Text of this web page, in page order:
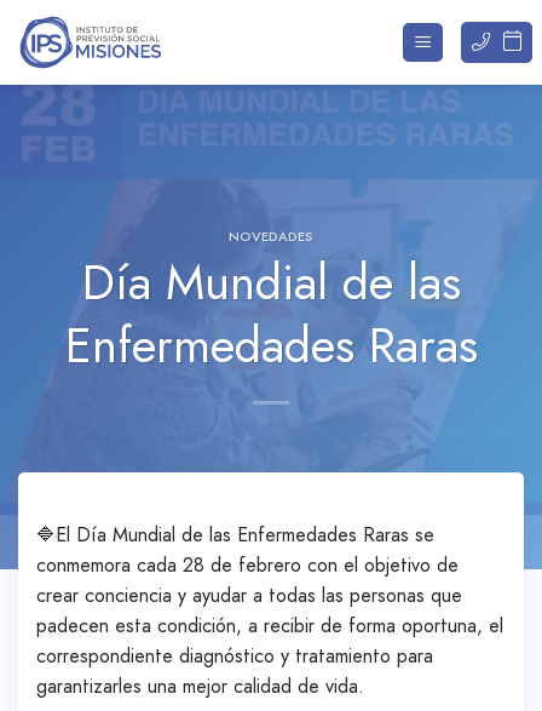
Saltar
contenido
NOVEDADES
Día Mundial de las
Enfermedades Raras
🔷️El Día Mundial de las Enfermedades Raras se
conmemora cada 28 de febrero con el objetivo de
crear conciencia y ayudar a todas las personas que
padecen esta condición, a recibir de forma oportuna, el
correspondiente diagnóstico y tratamiento para
garantizarles una mejor calidad de vida.